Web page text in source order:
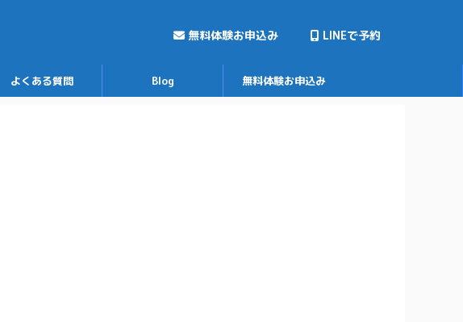
無料体験お申込み LINEで予約
よくある質問 Blog 無料体験お申込み